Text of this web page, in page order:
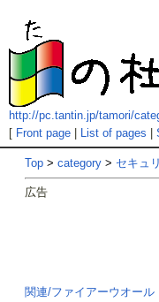
http://pc.tantin.jp/tamori/
[ Front page| List of pages
Top > category > セキュ
広告
関連/ファイアーウオール